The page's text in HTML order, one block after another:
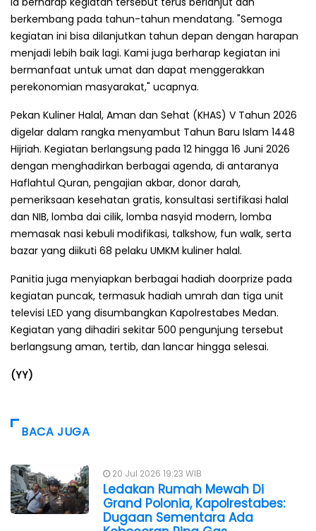
berkembang pada tahun-tahun mendatang. "Semoga
kegiatan ini bisa dilanjutkan tahun depan dengan harapan
menjadi lebih baik lagi. Kami juga berharap kegiatan ini
bermanfaat untuk umat dan dapat menggerakkan
perekonomian masyarakat," ucapnya.
Pekan Kuliner Halal, Aman dan Sehat (KHAS) V Tahun 2026
digelar dalam rangka menyambut Tahun Baru Islam 1448
Hijriah. Kegiatan berlangsung pada 12 hingga 16 Juni 2026
dengan menghadirkan berbagai agenda, di antaranya
Haflahtul Quran, pengajian akbar, donor darah,
pemeriksaan kesehatan gratis, konsultasi sertifikasi halal
dan NIB, lomba dai cilik, lomba nasyid modern, lomba
memasak nasi kebuli modifikasi, talkshow, fun walk, serta
bazar yang diikuti 68 pelaku UMKM kuliner halal.
Panitia juga menyiapkan berbagai hadiah doorprize pada
kegiatan puncak, termasuk hadiah umrah dan tiga unit
televisi LED yang disumbangkan Kapolrestabes Medan.
Kegiatan yang dihadiri sekitar 500 pengunjung tersebut
berlangsung aman, tertib, dan lancar hingga selesai.
(YY)
BACA JUGA
20 Jul 2026 19:23 WIB
Ledakan Rumah Mewah Di
Grand Polonia, Kapolrestabes:
Dugaan Sementara Ada